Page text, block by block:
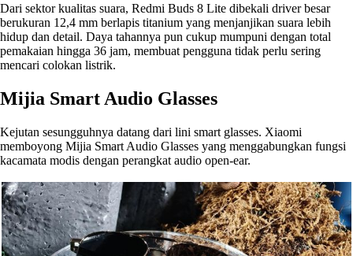
Dari sektor kualitas suara, Redmi Buds 8 Lite dibekali driver besar
berukuran 12,4 mm berlapis titanium yang menjanjikan suara lebih
hidup dan detail. Daya tahannya pun cukup mumpuni dengan total
pemakaian hingga 36 jam, membuat pengguna tidak perlu sering
mencari colokan listrik.
Mijia Smart Audio Glasses
Kejutan sesungguhnya datang dari lini smart glasses. Xiaomi
memboyong Mijia Smart Audio Glasses yang menggabungkan fungsi
kacamata modis dengan perangkat audio open-ear.